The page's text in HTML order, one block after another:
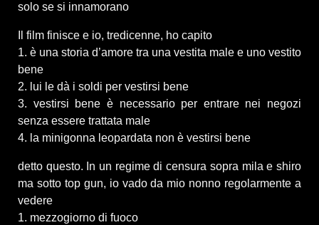
solo se si innamorano
Il film finisce e io, tredicenne, ho capito
1. è una storia d’amore tra una vestita male e uno vestito
bene
2. lui le dà i soldi per vestirsi bene
3. vestirsi bene è necessario per entrare nei negozi
senza essere trattata male
4. la minigonna leopardata non è vestirsi bene
detto questo. In un regime di censura sopra mila e shiro
ma sotto top gun, io vado da mio nonno regolarmente a
vedere
1. mezzogiorno di fuoco